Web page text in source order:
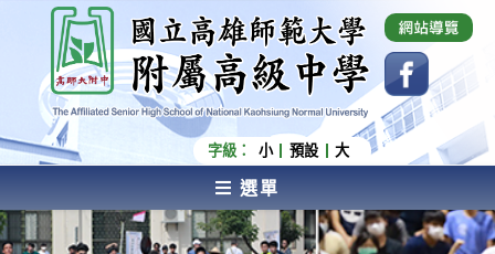
內
容
國立高雄師範大學附屬高級中學 Affiliated Senior
High School of National Kaohsiung Normal
University
字級： 小 預設 大
選單
AFFILIATED SENIOR HIGH SCHOOL OF NATIONAL